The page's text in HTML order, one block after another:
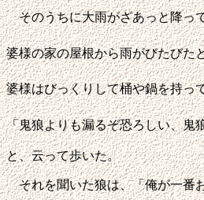
そのうちに大雨がざあっと降っ
婆様の家の屋根から雨がびたびた
婆様はびっくりして桶や鍋を持っ
「鬼狼よりも漏るぞ恐ろしい、鬼
と、云って歩いた。
それを聞いた狼は、「俺が一番